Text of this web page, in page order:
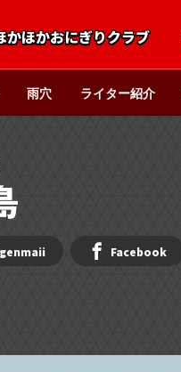
かほかおにぎりクラブ
雨穴 ライター紹介
Facebook